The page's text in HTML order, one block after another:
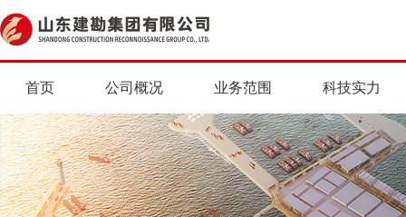
首页 公司概况 业务范围 科技实力